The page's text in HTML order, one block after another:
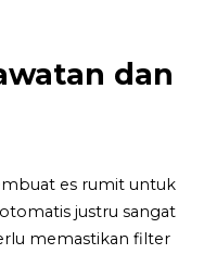
dan
es rumit untuk
justru sangat
memastikan filter